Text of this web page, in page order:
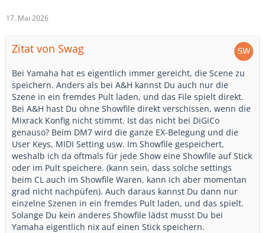
17. Mai 2026
Zitat von Swag
Bei Yamaha hat es eigentlich immer gereicht, die Scene zu
speichern. Anders als bei A&H kannst Du auch nur die
Szene in ein fremdes Pult laden, und das File spielt direkt.
Bei A&H hast Du ohne Showfile direkt verschissen, wenn die
Mixrack Konfig nicht stimmt. Ist das nicht bei DiGiCo
genauso? Beim DM7 wird die ganze EX-Belegung und die
User Keys, MIDI Setting usw. Im Showfile gespeichert,
weshalb ich da oftmals für jede Show eine Showfile auf Stick
oder im Pult speichere. (kann sein, dass solche settings
beim CL auch im Showfile Waren, kann ich aber momentan
grad nicht nachpüfen). Auch daraus kannst Du dann nur
einzelne Szenen in ein fremdes Pult laden, und das spielt.
Solange Du kein anderes Showfile lädst musst Du bei
Yamaha eigentlich nix auf einen Stick speichern.